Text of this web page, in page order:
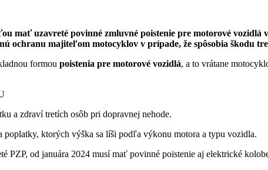
mať uzavreté povinné zmluvné poistenie pre motorové vozidlá
ochranu majiteľom motocyklov v prípade, že spôsobia škodu
formou poistenia pre motorové vozidlá, a to vrátane
a zdraví tretích osôb pri dopravnej nehode.
poplatky, ktorých výška sa líši podľa výkonu motora a typu vozidla.
PZP, od januára 2024 musí mať povinné poistenie aj elektrické